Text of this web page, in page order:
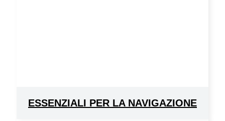
ESSENZIALI PER LA NAVIGAZIONE